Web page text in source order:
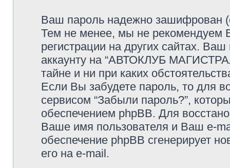
Ваш пароль надежно зашифрован
Тем не менее, мы не рекомендуем
регистрации на других сайтах.
аккаунту на “АВТОКЛУБ
тайне и ни при каких
Если Вы забудете пароль, то для
сервисом “Забыли пароль?”,
обеспечением phpBB. Для
Ваше имя пользователя и Ваш e-
обеспечение phpBB сгенерирует
его на e-mail.